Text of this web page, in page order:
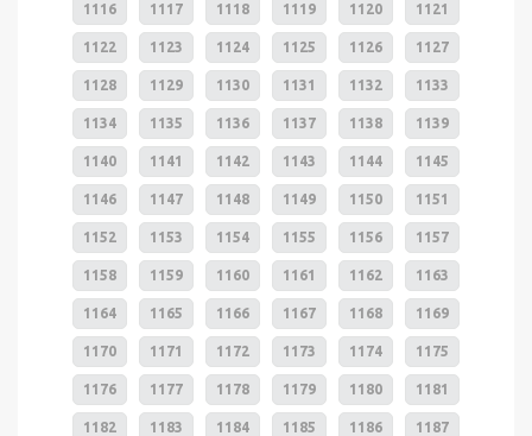
1116 1117 1118 1119 1120 1121
1122 1123 1124 1125 1126 1127
1128 1129 1130 1131 1132 1133
1134 1135 1136 1137 1138 1139
1140 1141 1142 1143 1144 1145
1146 1147 1148 1149 1150 1151
1152 1153 1154 1155 1156 1157
1158 1159 1160 1161 1162 1163
1164 1165 1166 1167 1168 1169
1170 1171 1172 1173 1174 1175
1176 1177 1178 1179 1180 1181
1182 1183 1184 1185 1186 1187